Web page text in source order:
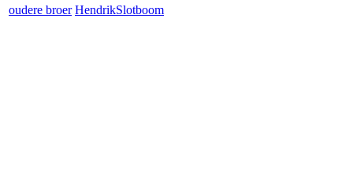
oudere broer HendrikSlotboom